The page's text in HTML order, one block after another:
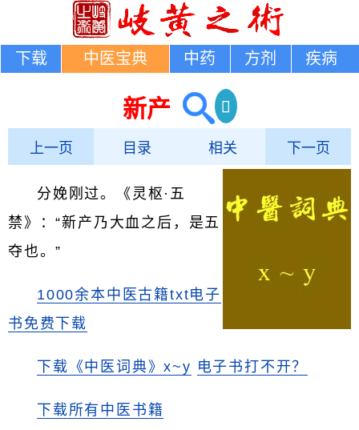
下载 中医宝典 中药 方剂 疾病
新产
上一页 目录 相关 下一页
分娩刚过。《灵枢·五
禁》：“新产乃大血之后，是五
夺也。”
1000余本中医古籍txt电子
书免费下载
下载《中医词典》x~y 电子书打不开？
下载所有中医书籍